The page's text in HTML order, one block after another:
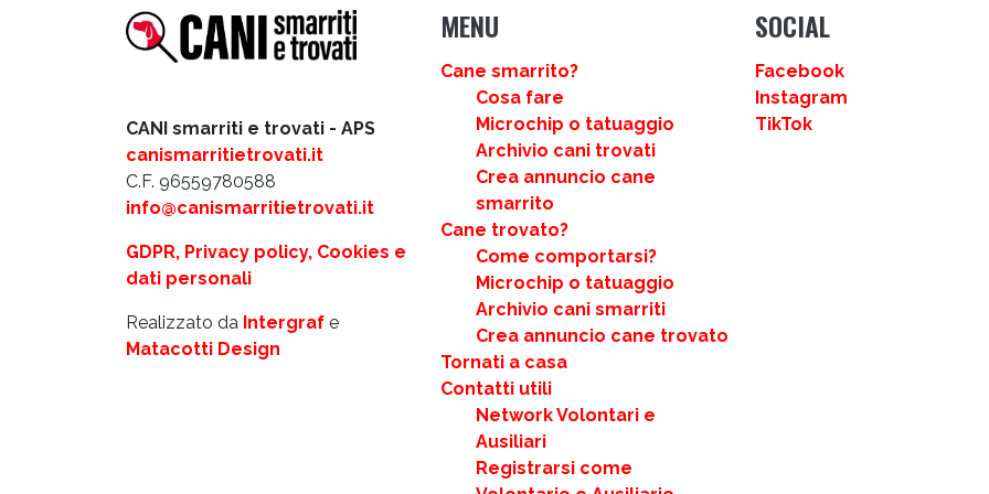
CANI smarriti e trovati - APS
canismarritietrovati.it
C.F. 96559780588
info@canismarritietrovati.it
GDPR, Privacy policy, Cookies e
dati personali
Realizzato da Intergraf e
Matacotti Design
MENU
Cane smarrito?
Cosa fare
Microchip o tatuaggio
Archivio cani trovati
Crea annuncio cane
smarrito
Cane trovato?
Come comportarsi?
Microchip o tatuaggio
Archivio cani smarriti
Crea annuncio cane trovato
Tornati a casa
Contatti utili
Network Volontari e
Ausiliari
Registrarsi come
SOCIAL
Facebook
Instagram
TikTok